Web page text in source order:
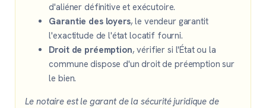
d'aliéner définitive et exécutoire.
Garantie des loyers, le vendeur garantit
l'exactitude de l'état locatif fourni.
Droit de préemption, vérifier si l'État ou la
commune dispose d'un droit de préemption sur
le bien.
Le notaire est le garant de la sécurité juridique de